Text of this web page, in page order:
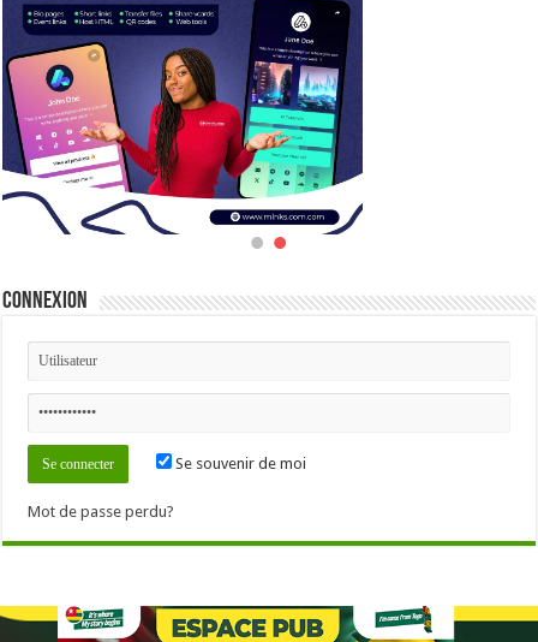
Connexion
Se souvenir de moi
Mot de passe perdu?